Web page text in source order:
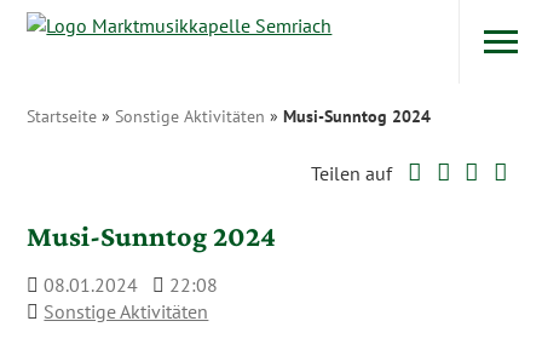
Startseite » Sonstige Aktivitäten »Musi-Sunntog 2024
Teilen auf TwitterFacebook
Musi-Sunntog 2024
08.01.2024
22:08
Sonstige Aktivitäten